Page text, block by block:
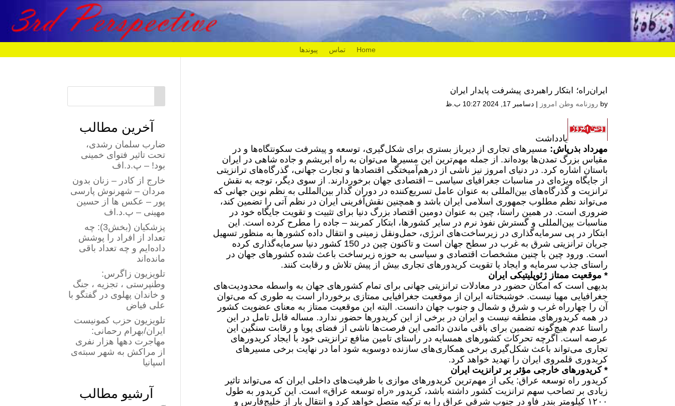
Home تماس پیوندها
ایران‌راه؛ ابتکار راهبردی پیشرفت پایدار ایران
by روزنامه وطن امروز |دسامبر 17, 2024 10:27 ب.ظ
یادداشت
مهرداد بذرپاش: مسیرهای تجاری از دیرباز بستری برای شکل‌گیری، توسعه و پیشرفت سکونتگاه‌ها و در
مقیاس بزرگ تمدن‌ها بوده‌اند. از جمله مهم‌ترین این مسیرها می‌توان به راه ابریشم و جاده شاهی در ایران
باستان اشاره کرد. در دنیای امروز نیز ناشی از درهم‌آمیختگی اقتصادها و تجارت جهانی، گذرگاه‌های ترانزیتی
از جایگاه ویژه‌ای در مناسبات جغرافیای سیاسی – اقتصادی جهان برخوردارند. از سوی دیگر، توجه به نقش
ترانزیت و گذرگاه‌های بین‌المللی به‌ عنوان عامل تسریع‌کننده در دوران گذار بین‌المللی به نظم نوین جهانی که
می‌تواند نظم مطلوب جمهوری اسلامی ایران باشد و همچنین نقش‌آفرینی ایران در نظم آتی را تضمین کند،
ضروری است. در همین راستا، چین به عنوان دومین اقتصاد بزرگ دنیا برای تثبیت و تقویت جایگاه خود در
مناسبات بین‌المللی و گسترش نفوذ نرم در سایر کشورها، ابتکار کمربند – جاده را مطرح کرده است. این
ابتکار در پی سرمایه‌گذاری در زیرساخت‌های انرژی، حمل‌ونقل زمینی و انتقال داده‌ کشورها به منظور تسهیل
جریان ترانزیتی شرق به غرب در سطح جهان است و تاکنون چین در 150 کشور دنیا سرمایه‌گذاری کرده
است. ورود چین با چنین مشخصات اقتصادی و سیاسی به حوزه زیرساخت باعث شده کشورهای جهان در
راستای جذب سرمایه و ایجاد یا تقویت کریدورهای تجاری بیش از پیش تلاش و رقابت کنند.
* موقعیت ممتاز ژئوپلیتیکی ایران
‎بدیهی است که امکان حضور در معادلات ترانزیتی جهانی برای تمام کشورهای جهان به واسطه محدودیت‌های
جغرافیایی مهیا نیست. خوشبختانه ایران از موقعیت جغرافیایی ممتازی برخوردار است به طوری که می‌توان
آن را چهارراه غرب و شرق و شمال و جنوب جهان دانست. البته این موقعیت ممتاز به‌ معنای عضویت کشور
در همه کریدورهای منطقه نیست و ایران در برخی از این کریدورها حضور ندارد. مساله قابل تامل در این
راستا عدم هیچ‌گونه تضمین برای باقی‌ ماندن دائمی این فرصت‌ها ناشی از فضای پویا و رقابت سنگین این
عرصه است. اگرچه تحرکات کشورهای همسایه در راستای تامین منافع ترانزیتی خود با ایجاد کریدورهای
تجاری می‌تواند باعث شکل‌گیری برخی همکاری‌های سازنده دوسویه شود اما در نهایت برخی مسیرهای
کریدوری قلمروی ایران را تهدید خواهد کرد.
* کریدورهای خارجی مؤثر بر ترانزیت ایران
‎کریدور راه توسعه عراق: یکی از مهم‌ترین کریدورهای موازی با ظرفیت‌های داخلی ایران که می‌تواند تاثیر
زیادی بر تصاحب سهم ترانزیت کشور داشته باشد، کریدور «راه توسعه عراق» است. این کریدور به طول
۱۲۰۰ کیلومتر بندر فاو در جنوب شرقی عراق را به ترکیه متصل خواهد کرد و انتقال بار از خلیج‌فارس و
آخرین مطالب
ضارب سلمان رشدی،
تحت تاثیر فتوای خمینی
بود! – پ.د.اف
خارج از کادر – زنان بدون
مردان – شهرنوش پارسی
پور – عکس ها از حسین
مهینی – پ.د.اف
پزشکیان (بخش3): چه
تعداد از افراد را پوشش
داده‌ایم و چه تعداد باقی
مانده‌اند
تلویزیون زاگرس:
وطنپرستی ، تجزیه ، جنگ
و خاندان پهلوی در گفتگو با
علی فیاض
تلویزیون حزب کمونیست
ایران/بهرام رحمانی:
مهاجرت دهها هزار نفری
از مراکش به شهر سبته‌ی
اسپانیا
آرشیو مطالب